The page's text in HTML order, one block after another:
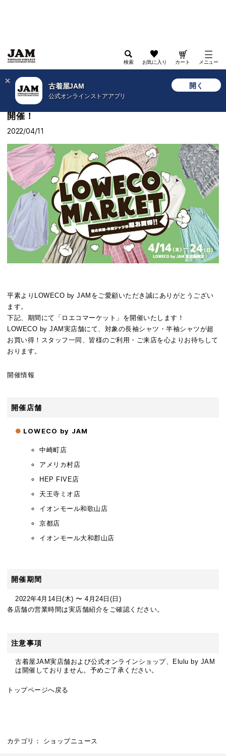
古着屋JAM
公式オンラインストアアプリ
開く
検索 お気に入り カート メニュー
古着屋JAM WEB
LOWECO by JAM 実店舗にて、ロエコマーケット開
LOWECO by JAM 実店舗にて、ロエコマーケット
開催！
2022/04/11
【ロ
エ
コ
ケ
ト
対
平素よりLOWECO by JAMをご愛顧いただき誠にありがとうござい
ます。
下記、期間にて「ロエコマーケット」を開催いたします！
LOWECO by JAM実店舗にて、対象の長袖シャツ・半袖シャツが超
お買い得！ スタッフ一同、皆様のご利用・ご来店を心よりお待ちして
おります。
開催情報
開催店舗
LOWECO by JAM
中崎町店
アメリカ村店
HEP FIVE店
天王寺ミオ店
イオンモール和歌山店
京都店
イオンモール大和郡山店
開催期間
2022年4月 14 日(木) 〜4 月24 日(日)
各店舗の営業時間は実店舗紹介をご確認ください。
注意事項
古着屋JAM実店舗および公式オンラインショップ、Elulu by JAM
は開催しておりません。予めご了承ください。
トップページへ戻る
カテゴリ： ショップニュース